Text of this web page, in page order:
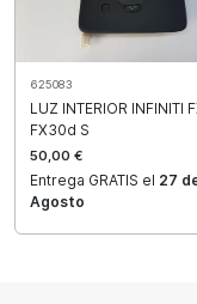
625083
LUZ INTERIOR INFINITI
FX30d S
50,00 €
Entrega GRATIS el 27
Agosto